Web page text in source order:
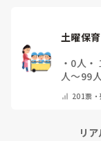
土曜保
・ 0人 ・
人～99
い
そ
201票・
リ